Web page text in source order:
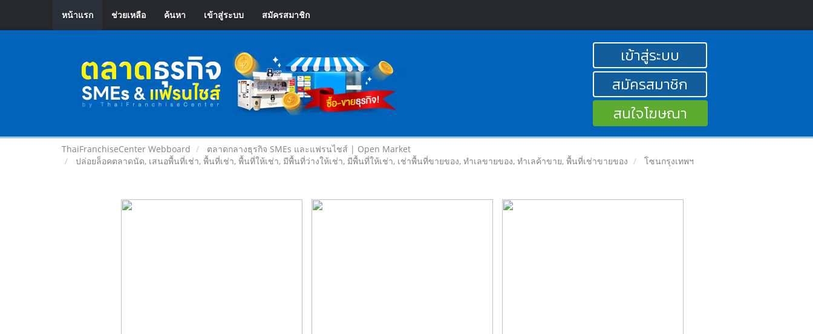
หน้าแรก ช่วยเหลือ ค้นหา เข้าสู่ระบบ สมัครสมาชิก
เข้าสู่ระบบ
สมัครสมาชิก
สนใจโฆษณา
ThaiFranchiseCenter Webboard
ตลาดกลางธุรกิจ SMEs และแฟรนไชส์ | Open Market
ปล่อยล็อคตลาดนัด, เสนอพื้นที่เช่า, พื้นที่เช่า, พื้นที่ให้เช่า, มีพื้นที่ว่างให้เช่า, มีพื้นที่ให้เช่า, เช่าพื้นที่ขายของ, ทําเลขายของ, ทำเลค้าขาย, พื้นที่เช่าขายของ
โซนกรุงเทพฯ